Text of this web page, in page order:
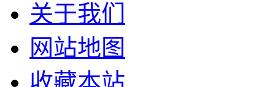
关于我们
网站地图